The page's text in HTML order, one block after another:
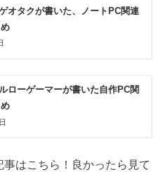
オタクが書いた、ノートPC関連
ローゲーマーが書いた自作PC関
はこちら！良かったら見て